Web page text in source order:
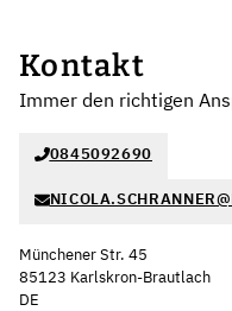
Kontakt
Immer den richtigen
0845092690
Münchener Str. 45
85123 Karlskron-Brautlach
DE